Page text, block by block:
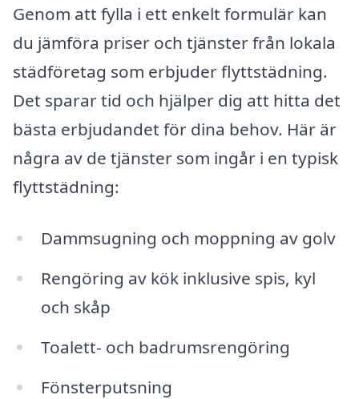
Genom att fylla i ett enkelt formulär kan
du jämföra priser och tjänster från lokala
städföretag som erbjuder flyttstädning.
Det sparar tid och hjälper dig att hitta det
bästa erbjudandet för dina behov. Här är
några av de tjänster som ingår i en typisk
flyttstädning:
Dammsugning och moppning av golv
Rengöring av kök inklusive spis, kyl
och skåp
Toalett- och badrumsrengöring
Fönsterputsning